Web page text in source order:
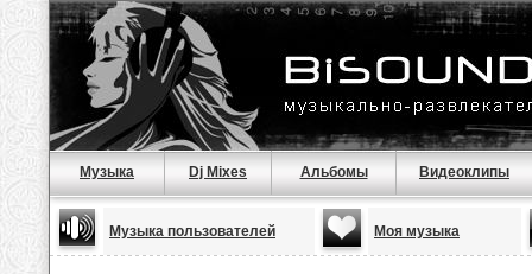
Музыка Dj Mixes Альбомы Видеоклипы
Музыка пользователей Моя музыка